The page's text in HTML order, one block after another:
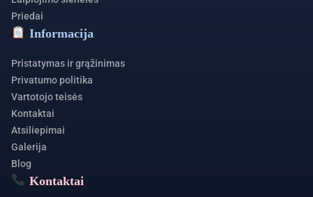
Priedai
Informacija
Pristatymas ir grąžinimas
Privatumo politika
Vartotojo teisės
Kontaktai
Atsiliepimai
Galerija
Blog
Kontaktai